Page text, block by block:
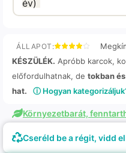
ÁLLAPOT:
KÉSZÜLÉK. Apróbb karcok,
előfordulhatnak, de tokban
hat.
ⓘ Hogyan
Környezetbarát,
Cseréld be a régit, vidd